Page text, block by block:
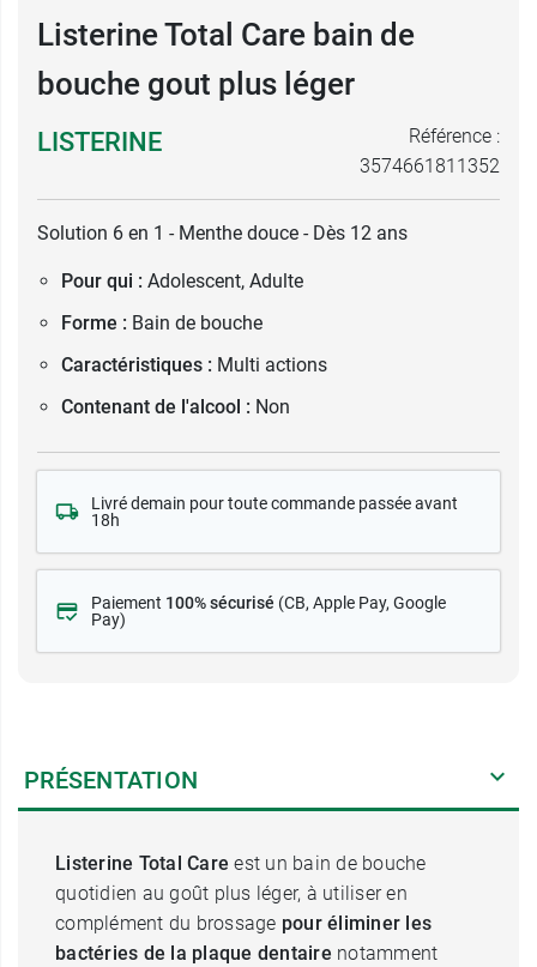
Listerine Total Care bain de
bouche gout plus léger
LISTERINE
Référence :
3574661811352
Solution 6 en 1 - Menthe douce - Dès 12 ans
Pour qui : Adolescent, Adulte
Forme : Bain de bouche
Caractéristiques : Multi actions
Contenant de l'alcool : Non
Livré demain pour toute commande passée avant
18h
Paiement 100% sécurisé (CB, Apple Pay, Google
Pay)
PRÉSENTATION
Listerine Total Careest un bain de bouche
quotidien au goût plus léger, à utiliser en
complément du brossage pour éliminer les
bactéries de la plaque dentaire notamment